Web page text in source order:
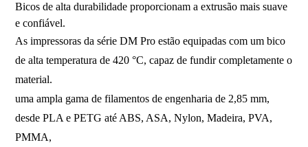
Bicos de alta durabilidade proporcionam a extrusão mais suave
e confiável.
As impressoras da série DM Pro estão equipadas com um bico
de alta temperatura de 420 °C, capaz de fundir completamente o
material.
uma ampla gama de filamentos de engenharia de 2,85 mm,
desde PLA e PETG até ABS, ASA, Nylon, Madeira, PVA,
PMMA,